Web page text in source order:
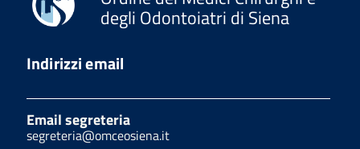
degli Odontoiatri di Siena
Indirizzi email
Email segreteria
segreteria@omceosiena.it